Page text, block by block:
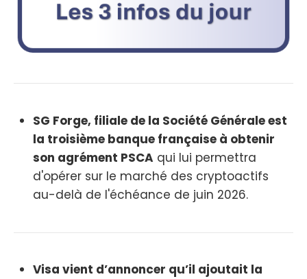
SG Forge, filiale de la Société Générale est
la troisième banque française à obtenir
son agrément PSCA qui lui permettra
d'opérer sur le marché des cryptoactifs
au-delà de l'échéance de juin 2026.
Visa vient d’annoncer qu’il ajoutait la